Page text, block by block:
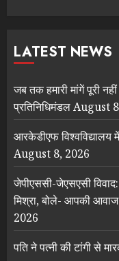
LATEST NEWS
जब तक हमारी मांगें पूरी
प्रतिनिधिमंडलAugust
आरकेडीएफ विश्‍वविद्यालय
August 8, 2026
जेपीएससी-जेएसएसी
मिश्रा, बोले- आपकी
2026
पति ने पत्नी की टांगी से